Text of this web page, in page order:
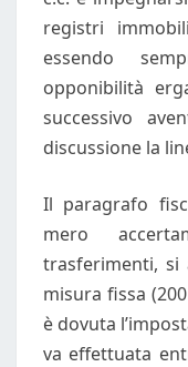
registri
essendo
opponibilità
successivo
discussione la
Il paragrafo
mero
trasferimenti, si
misura fissa
è dovuta
va effettuata